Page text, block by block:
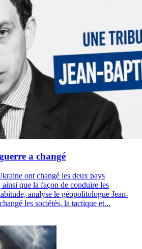
a changé
ont changé les deux pays
que la façon de conduire les
analyse le géopolitologue Jean-
les sociétés, la tactique et...